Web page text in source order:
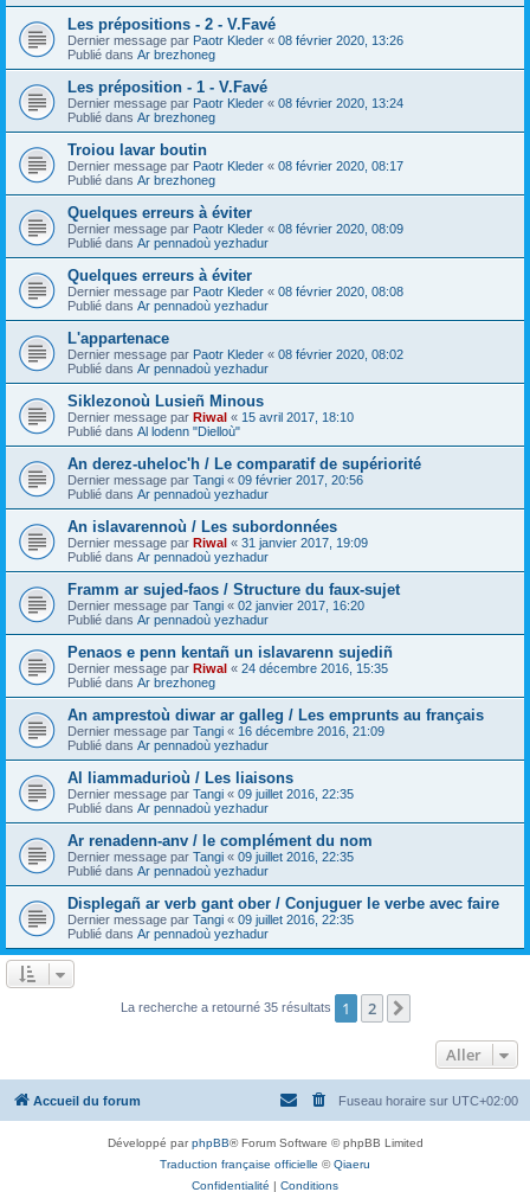
Les prépositions - 2 - V.Favé
Dernier message par Paotr Kleder « 08 février 2020, 13:26
Publié dans Ar brezhoneg
Les préposition - 1 - V.Favé
Dernier message par Paotr Kleder « 08 février 2020, 13:24
Publié dans Ar brezhoneg
Troiou lavar boutin
Dernier message par Paotr Kleder « 08 février 2020, 08:17
Publié dans Ar brezhoneg
Quelques erreurs à éviter
Dernier message par Paotr Kleder « 08 février 2020, 08:09
Publié dans Ar pennadoù yezhadur
Quelques erreurs à éviter
Dernier message par Paotr Kleder « 08 février 2020, 08:08
Publié dans Ar pennadoù yezhadur
L'appartenace
Dernier message par Paotr Kleder « 08 février 2020, 08:02
Publié dans Ar pennadoù yezhadur
Siklezonoù Lusieñ Minous
Dernier message par Riwal « 15 avril 2017, 18:10
Publié dans Al lodenn "Dielloù"
An derez-uheloc'h / Le comparatif de supériorité
Dernier message par Tangi « 09 février 2017, 20:56
Publié dans Ar pennadoù yezhadur
An islavarennoù / Les subordonnées
Dernier message par Riwal « 31 janvier 2017, 19:09
Publié dans Ar pennadoù yezhadur
Framm ar sujed-faos / Structure du faux-sujet
Dernier message par Tangi « 02 janvier 2017, 16:20
Publié dans Ar pennadoù yezhadur
Penaos e penn kentañ un islavarenn sujediñ
Dernier message par Riwal « 24 décembre 2016, 15:35
Publié dans Ar brezhoneg
An amprestoù diwar ar galleg / Les emprunts au français
Dernier message par Tangi « 16 décembre 2016, 21:09
Publié dans Ar pennadoù yezhadur
Al liammadurioù / Les liaisons
Dernier message par Tangi « 09 juillet 2016, 22:35
Publié dans Ar pennadoù yezhadur
Ar renadenn-anv / le complément du nom
Dernier message par Tangi « 09 juillet 2016, 22:35
Publié dans Ar pennadoù yezhadur
Displegañ ar verb gant ober / Conjuguer le verbe avec faire
Dernier message par Tangi « 09 juillet 2016, 22:35
Publié dans Ar pennadoù yezhadur
La recherche a retourné 35 résultats 1 2
Aller
Accueil du forum Fuseau horaire sur UTC+02:00
Développé parphpBB® Forum Software © phpBB Limited
Traduction française officielle ©Qiaeru
Confidentialité | Conditions